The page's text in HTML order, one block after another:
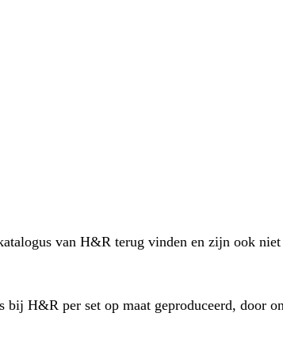
van H&R terug vinden en zijn ook
H&R per set op maat geproduceerd, door